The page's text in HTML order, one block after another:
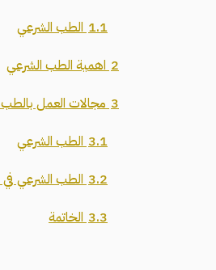
1.1 الطب الشرعي
2 اهمية الطب الشرعي
3 مجالات العمل
3.1 الطب الشرعي
3.2 الطب الشرعي
3.3 الخاتمة